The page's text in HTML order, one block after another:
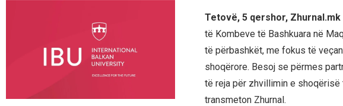
Tetovë, 5 qershor, Zhurnal.mk
të Kombeve të Bashkuara në
të përbashkët, me fokus të
shoqërore. Besoj se përmes
të reja për zhvillimin e shoqërisë
transmeton Zhurnal.